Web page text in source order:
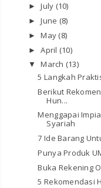
►July (10)
►June (8)
►May (8)
►April (10)
▼March (13)
5 Langkah
Berikut
Hun...
Menggapai
Syariah
7 Ide Barang
Punya Produk
Buka Rekening
5 Rekomendasi